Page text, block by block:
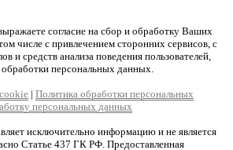
согласие на сбор и обработку Ваших
числе с привлечением сторонних сервисов, с
и средств анализа поведения пользователей,
персональных данных.
| Политика обработки персональных
персональных данных
исключительно информацию и не является
Статье 437 ГК РФ. Предоставленная